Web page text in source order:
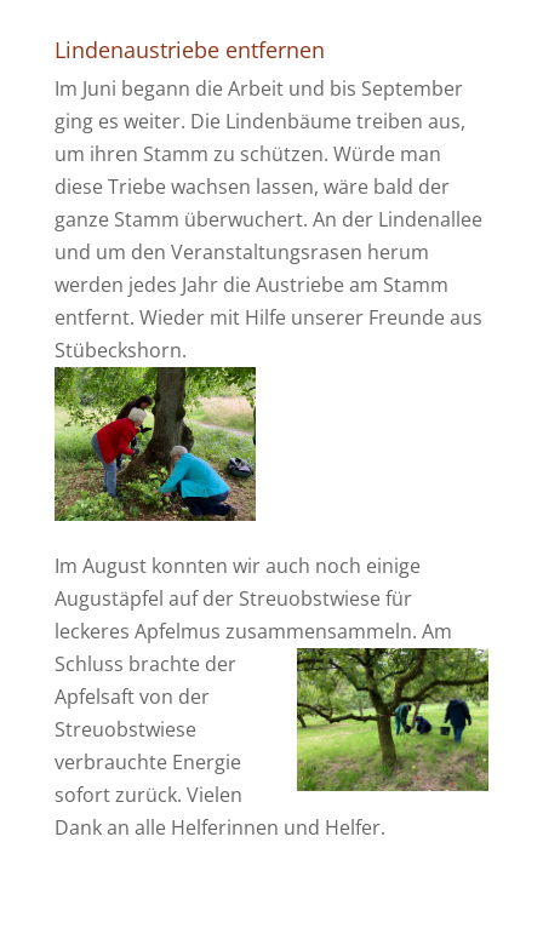
Lindenaustriebe entfernen
Im Juni begann die Arbeit und bis September
ging es weiter. Die Lindenbäume treiben aus,
um ihren Stamm zu schützen. Würde man
diese Triebe wachsen lassen, wäre bald der
ganze Stamm überwuchert. An der Lindenallee
und um den Veranstaltungsrasen herum
werden jedes Jahr die Austriebe am Stamm
entfernt. Wieder mit Hilfe unserer Freunde aus
Stübeckshorn.
Im August konnten wir auch noch einige
Augustäpfel auf der Streuobstwiese für
leckeres Apfelmus zusammensammeln. Am
Schluss brachte der
Apfelsaft von der
Streuobstwiese
verbrauchte Energie
sofort zurück. Vielen
Dank an alle Helferinnen und Helfer.